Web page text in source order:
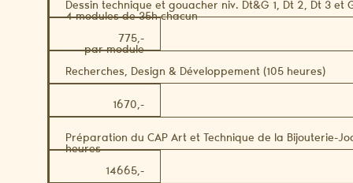
Dessin technique et gouacher niv. Dt&G 1, Dt 2, Dt 3 et
4 modules de 35h chacun
775,-
par module
Recherches, Design & Développement (105 heures)
1670,-
Préparation du CAP Art et Technique de la Bijouterie-
heures
14665,-